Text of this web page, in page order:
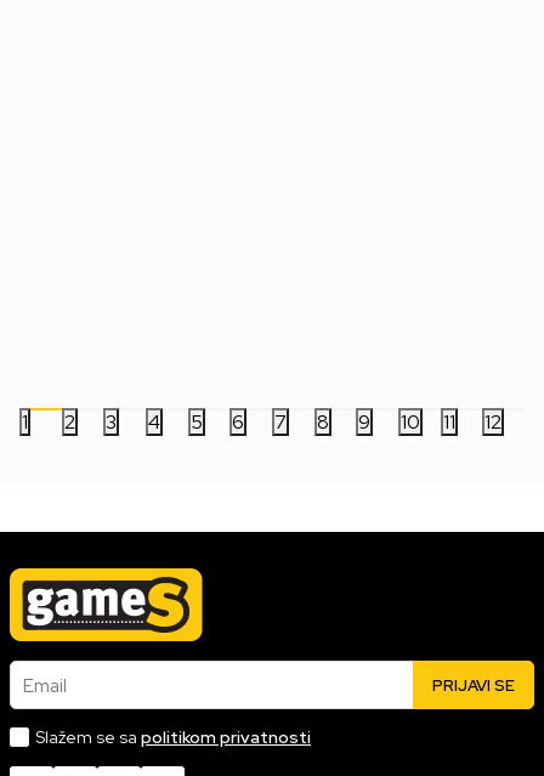
1 2 3 4 5 6 7 8 9 10 11 12
Email PRIJAVI SE
Slažem se sa politikom privatnosti